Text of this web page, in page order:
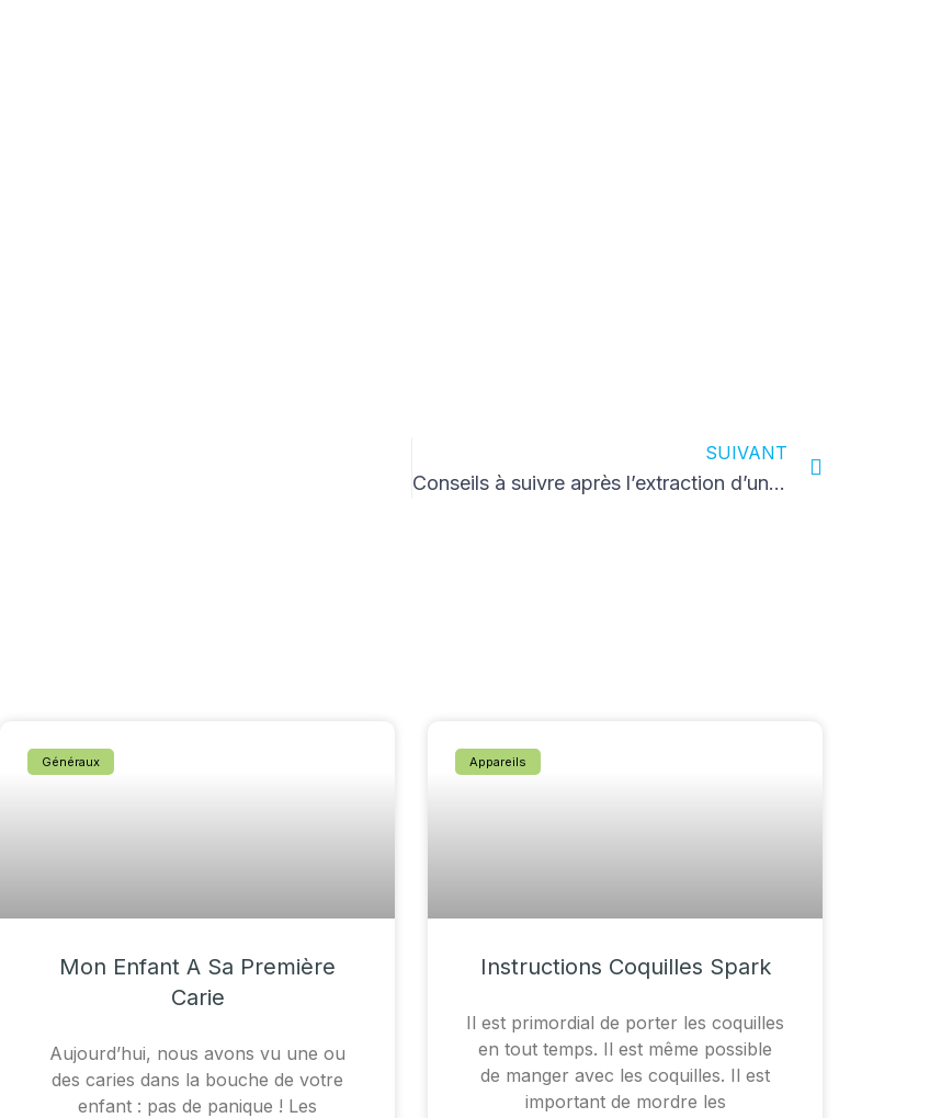
SUIVANT
Conseils à suivre après l’extraction d’une dent
Généraux
Mon Enfant A Sa Première
Carie
Aujourd’hui, nous avons vu une ou
des caries dans la bouche de votre
enfant : pas de panique ! Les
Appareils
Instructions Coquilles Spark
Il est primordial de porter les coquilles
en tout temps. Il est même possible
de manger avec les coquilles. Il est
important de mordre les